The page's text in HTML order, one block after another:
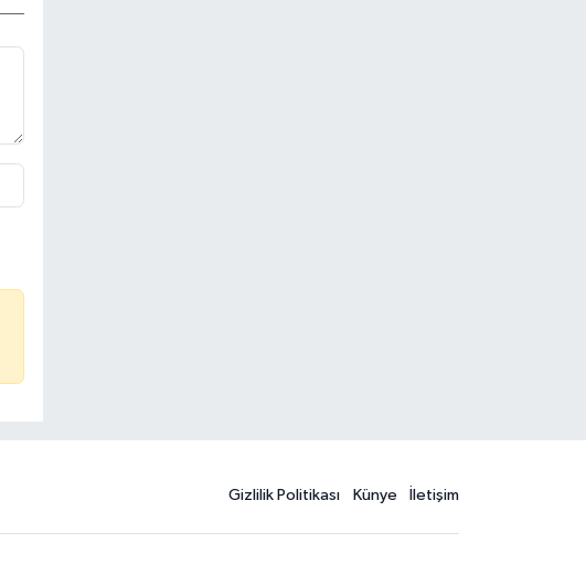
Gizlilik Politikası Künye İletişim